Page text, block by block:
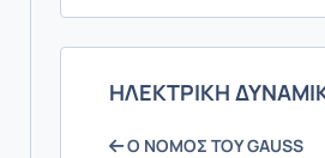
ΗΛΕΚΤΡΙΚΗ
Ο ΝΟΜΟΣ ΤΟΥ GAUSS